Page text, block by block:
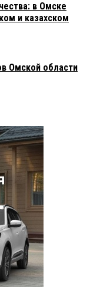
в Омске
и казахском
Омской области